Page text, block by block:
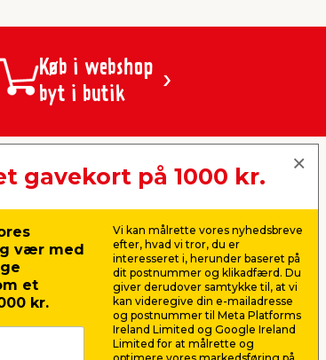
Køb i webshop
byt i butik
jem & fix A/S, Skomagervej 12
CVR: 10360641
Tlf. kundeservice: 79425942
Tlf. administration: 76413500
kundeservice@jemfix.com
Se vores e-mærket certifikat her
gavekort på 1000 kr.
vær med
et
kr.
Vi kan målrette vores nyhedsbreve
efter, hvad vi tror, du er
interesseret i, herunder baseret på
dit postnummer og klikadfærd. Du
giver derudover samtykke til, at vi
kan videregive din e-mailadresse
og postnummer til Meta Platforms
Ireland Limited og Google Ireland
Limited for at målrette og